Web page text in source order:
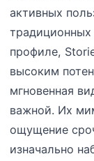
активных
профиле,
высоким
мгновенная
важной. Их
ощущение
изначально